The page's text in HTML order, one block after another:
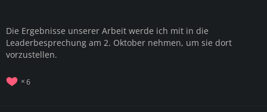
Die Ergebnisse unserer Arbeit werde ich mit in die
Leaderbesprechung am 2. Oktober nehmen, um sie dort
vorzustellen.
6